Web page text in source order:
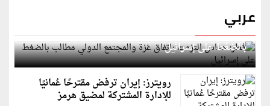
عربي
قطر: حماس التزمت باتفاق غزة والمجتمع الدولي مطالب
بالضغط على إسرائيل
رويترز: إيران ترفض مقترحًا عُمانيًا
للإدارة المشتركة لمضيق هرمز